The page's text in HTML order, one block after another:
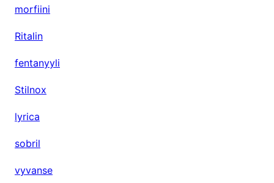
morfiini
Ritalin
fentanyyli
Stilnox
lyrica
sobril
vyvanse